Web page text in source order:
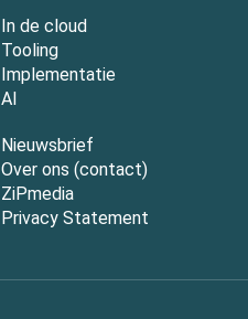
In de cloud
Tooling
Implementatie
AI
Nieuwsbrief
Over ons (contact)
ZiPmedia
Privacy Statement